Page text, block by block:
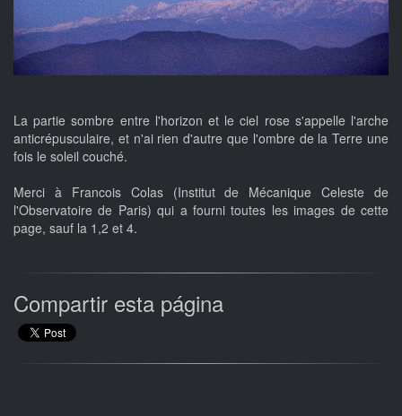
La partie sombre entre l'horizon et le ciel rose s'appelle l'arche
anticrépusculaire, et n'ai rien d'autre que l'ombre de la Terre une
fois le soleil couché.
Merci à Francois Colas (Institut de Mécanique Celeste de
l'Observatoire de Paris) qui a fourni toutes les images de cette
page, sauf la 1,2 et 4.
Compartir esta página